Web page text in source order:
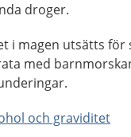
droger.
i magen utsätts för
med
och graviditet